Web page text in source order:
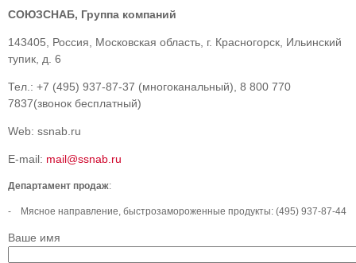
СОЮЗСНАБ, Группа компаний
143405, Россия, Московская область, г. Красногорск, Ильинский
тупик, д. 6
Тел.: +7 (495) 937-87-37 (многоканальный), 8 800 770
7837(звонок бесплатный)
Web: ssnab.ru
E-mail: mail@ssnab.ru
Департамент продаж:
- Мясное направление, быстрозамороженные продукты: (495) 937-87-44
Ваше имя